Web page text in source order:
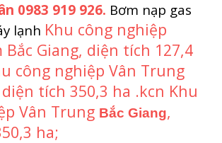
0983 919 926. Bơm nạp gas
lạnh Khu công nghiệp
Giang, diện tích 127,4
công nghiệp Vân Trung
tích 350,3 ha .kcn Khu
Vân Trung Bắc Giang,
ha;